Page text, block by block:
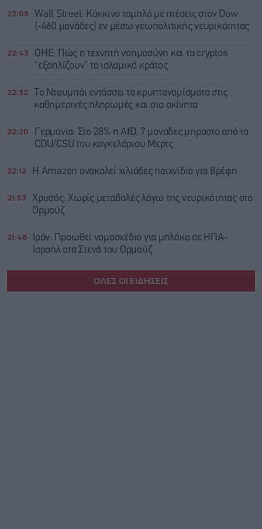
23:08
Wall Street: Κόκκινο ταμπλό με πιέσεις στον Dow
(-460 μονάδες) εν μέσω γεωπολιτικής νευρικότητας
22:43
ΟΗΕ: Πώς η τεχνητή νοημοσύνη και τα cryptos
“εξοπλίζουν” το ισλαμικό κράτος
22:32
Το Ντουμπάι εντάσσει τα κρυπτονομίσματα στις
καθημερινές πληρωμές και στα ακίνητα
22:20
Γερμανία: Στο 28% η AfD, 7 μονάδες μπροστά από το
CDU/CSU του καγκελάριου Μερτς
22:12 Η Amazon ανακαλεί χιλιάδες παιχνίδια για βρέφη
21:53
Χρυσός: Χωρίς μεταβολές λόγω της νευρικότητας στο
Ορμούζ
21:48
Ιράν: Προωθεί νομοσχέδιο για μπλόκο σε ΗΠΑ-
Ισραήλ στα Στενά του Ορμούζ
ΟΛΕΣ ΟΙ ΕΙΔΗΣΕΙΣ